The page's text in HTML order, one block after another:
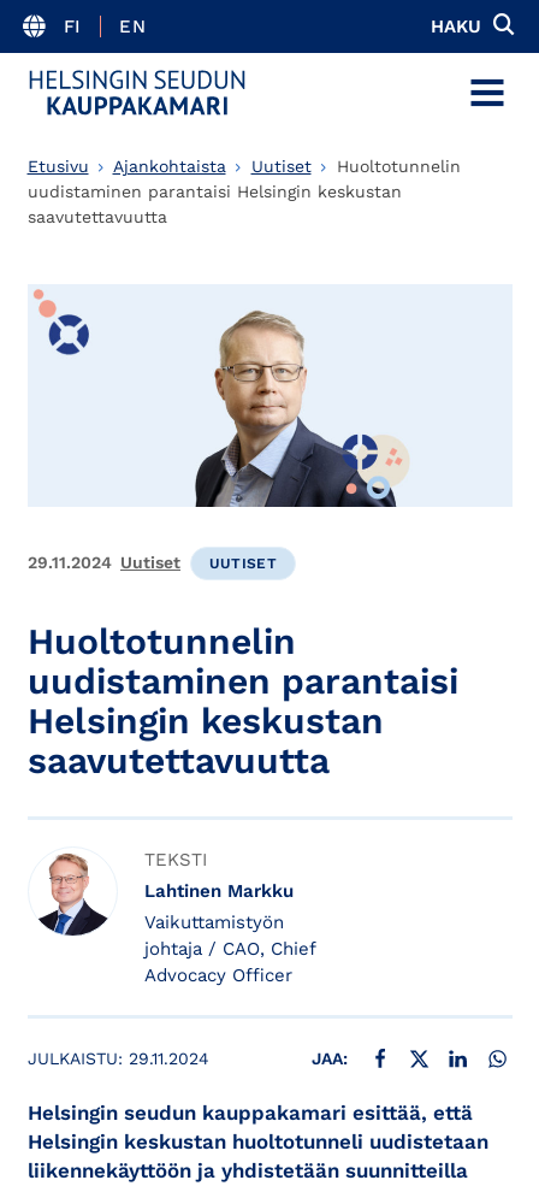
FI EN HAKU
MENU
Etusivu Ajankohtaista Uutiset
Huoltotunnelin
uudistaminen parantaisi Helsingin keskustan
saavutettavuutta
29.11.2024 Uutiset UUTISET
Huoltotunnelin
uudistaminen parantaisi
Helsingin keskustan
saavutettavuutta
TEKSTI
Lahtinen Markku
Vaikuttamistyön
johtaja / CAO, Chief
Advocacy Officer
JULKAISTU: 29.11.2024 JAA: JAA FACEBOOKISSA
JAA X:SSÄ JAA
Helsingin seudun kauppakamari esittää, että
Helsingin keskustan huoltotunneli uudistetaan
liikennekäyttöön ja yhdistetään suunnitteilla